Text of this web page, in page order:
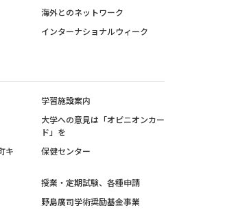
海外とのネットワーク
インターナショナルウィーク
学習施設案内
大学への意見は「オピニオンカー
ド」を
キ
保健センター
授業・定期試験、各種申請
野島廣司学術奨励基金事業